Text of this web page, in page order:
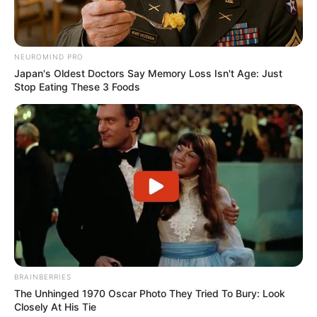
und in Google Earth. Die GPS-Daten lauten: Latitude =
50.6515 und Longitude = 12.6614.
Die Burg Stein bei Hartenstein als Markierung auf dem
Stadtplan bzw. der Landkarte von OpenStreetMap:
Lageplan als größere Karte zeigen
NEUROMIND PRO
Japan's Oldest Doctors Say Memory Loss Isn't Age: Just
Stop Eating These 3 Foods
BRAINBERRIES
The Unhinged 1970 Oscar Photo They Tried To Bury: Look
Closely At His Tie